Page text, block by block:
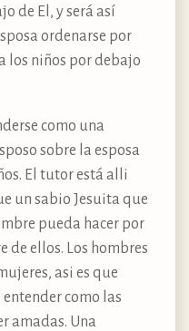
de El, y será así
ordenarse por
los niños por debajo
como una
sobre la esposa
El tutor está alli
un sabio Jesuita que
pueda hacer por
de ellos. Los hombres
asi es que
como las
amadas. Una